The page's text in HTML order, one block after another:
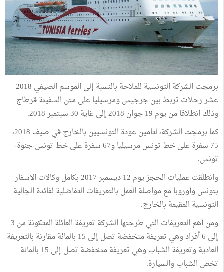
برمجت الشركة التونسية للملاحة بالنسبة إلى الموسم الصيفي 2018
عشر رحلات تربط بين جرجيس ومرسيليا على متن السفينة قرطاج
وذلك انطلاقا من يوم 19 جوان 2018 إلى غاية 30 سبتمبر 2018.
كما برمجت الشركة، لتامين عودة التونسيين بالخارج في صيف 2018،
75 سفرة على خط تونس مرسيليا و67 سفرة على خط تونس-جنوة-
تونس.
وانطلقت عمليات الحجز يوم 12 ديسمبر 2017 بكامل وكالات الاسفار
بتونس وأوروبا مع مواصلة العمل بالتعريفات التفاضلية لفائدة الجالية
التونسية المقيمة بالخارج.
ومن أهم التعريفات التي طرحتها الشركة تعريفة العائلة المتكونة من 3
إلى 6 أفراد وهي تعريفة منخفضة تصل إلى 15 بالمائة مقارنة بالتعريفة
العادية وتعريفة الشباب وهي تعريفة منخفضة تصل إلى 15 بالمائة
تخص الشباب والسيارة.